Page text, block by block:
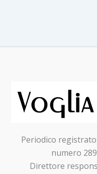
Periodico
numero
Direttore